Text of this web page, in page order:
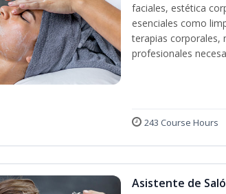
faciales, estética
esenciales como
terapias corporales,
profesionales
243 Course Hours
Asistente de